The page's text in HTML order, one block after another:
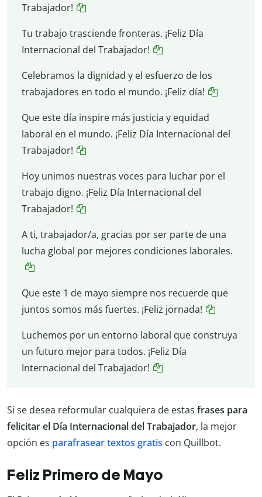
Trabajador!
Tu trabajo trasciende fronteras. ¡Feliz Día
Internacional del Trabajador!
Celebramos la dignidad y el esfuerzo de los
trabajadores en todo el mundo. ¡Feliz día!
Que este día inspire más justicia y equidad
laboral en el mundo. ¡Feliz Día Internacional del
Trabajador!
Hoy unimos nuestras voces para luchar por el
trabajo digno. ¡Feliz Día Internacional del
Trabajador!
A ti, trabajador/a, gracias por ser parte de una
lucha global por mejores condiciones laborales.
Que este 1 de mayo siempre nos recuerde que
juntos somos más fuertes. ¡Feliz jornada!
Luchemos por un entorno laboral que construya
un futuro mejor para todos. ¡Feliz Día
Internacional del Trabajador!
Si se desea reformular cualquiera de estas frases para
felicitar el Día Internacional del Trabajador, la mejor
opción es parafrasear textos gratis con Quillbot.
Feliz Primero de Mayo